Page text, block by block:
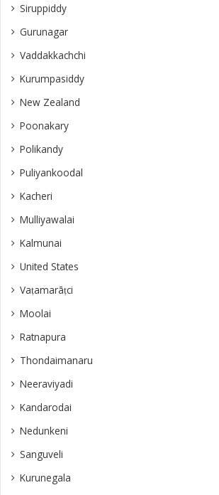
Siruppiddy
Gurunagar
Vaddakkachchi
Kurumpasiddy
New Zealand
Poonakary
Polikandy
Puliyankoodal
Kacheri
Mulliyawalai
Kalmunai
United States
Vaṭamarāṭci
Moolai
Ratnapura
Thondaimanaru
Neeraviyadi
Kandarodai
Nedunkeni
Sanguveli
Kurunegala